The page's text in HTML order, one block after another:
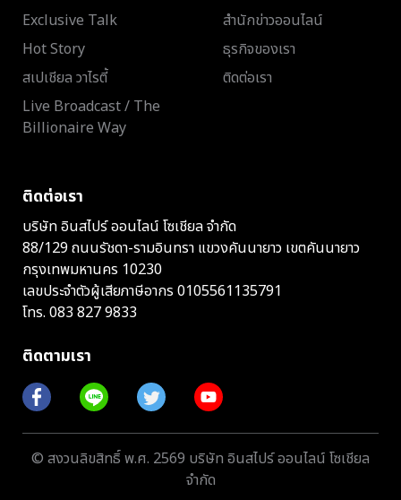
Exclusive Talk
Hot Story
สเปเชียล วาไรตี้
Live Broadcast / The
Billionaire Way
สำนักข่าวออนไลน์
ธุรกิจของเรา
ติดต่อเรา
ติดต่อเรา
บริษัท อินสไปร์ ออนไลน์ โซเชียล จำกัด
88/129 ถนนรัชดา-รามอินทรา แขวงคันนายาว เขตคันนายาว
กรุงเทพมหานคร 10230
เลขประจำตัวผู้เสียภาษีอากร 0105561135791
โทร. 083 827 9833
ติดตามเรา
© สงวนลิขสิทธิ์ พ.ศ. 2569 บริษัท อินสไปร์ ออนไลน์ โซเชียล
จำกัด